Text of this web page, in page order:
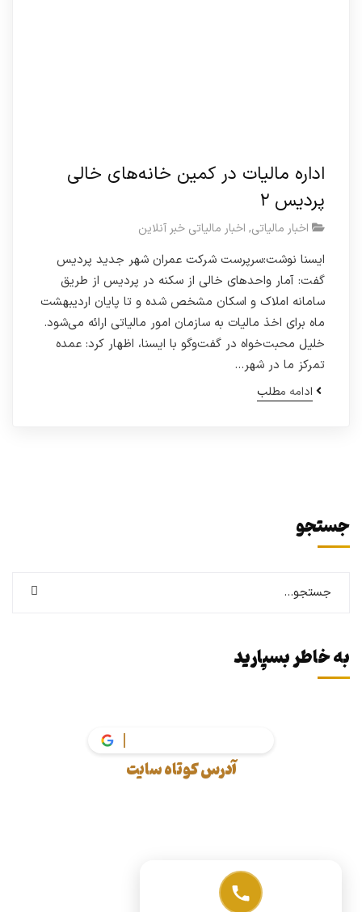
اداره مالیات در کمین خانه‌های خالی
پردیس ۲
اخبار مالیاتی, اخبار مالیاتی خبر آنلاین
ایسنا نوشت:سرپرست شرکت عمران شهر جدید پردیس
گفت: آمار واحدهای خالی از سکنه در پردیس از طریق
سامانه املاک و اسکان مشخص شده و تا پایان اردیبهشت
ماه برای اخذ مالیات به سازمان امور مالیاتی ارائه می‌شود.
خلیل محبت‌خواه در گفت‌وگو با ایسنا، اظهار کرد: عمده
تمرکز ما در شهر…
ادامه مطلب
جستجو
به خاطر بسپارید
آدرس کوتاه سایت